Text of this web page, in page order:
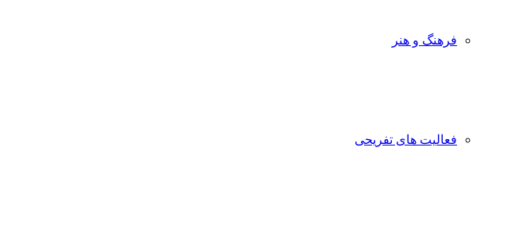
فرهنگ و هنر
فعالیت های تفریحی